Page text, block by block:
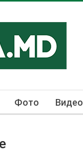
Фото Видео